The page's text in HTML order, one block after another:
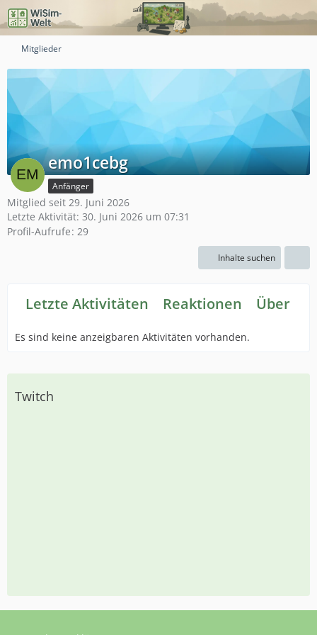
Mitglieder
emo1cebg
Anfänger
Mitglied seit 29. Juni 2026
Letzte Aktivität: 30. Juni 2026 um 07:31
Profil-Aufrufe 29
Inhalte suchen
Letzte Aktivitäten Reaktionen Über
Es sind keine anzeigbaren Aktivitäten vorhanden.
Twitch